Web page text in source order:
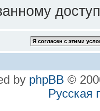
by phpBB ©
Русская